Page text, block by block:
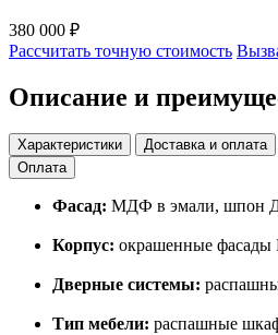
380 000 ₽
Рассчитать точную стоимость
Описание и
Характеристики Доставка и оплата
Оплата
Фасад: МДФ в эмали, шпон
Корпус: окрашенные
Дверные системы:
Тип мебели: распашные